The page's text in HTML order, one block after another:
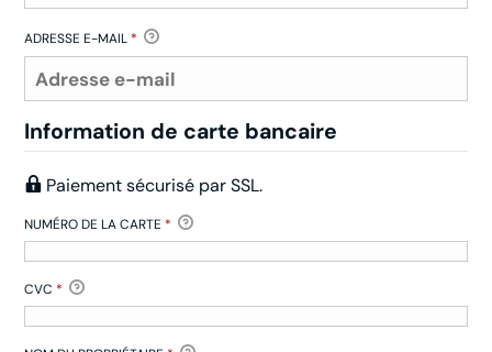
ADRESSE E-MAIL *
Information de carte bancaire
Paiement sécurisé par SSL.
NUMÉRO DE LA CARTE *
CVC *